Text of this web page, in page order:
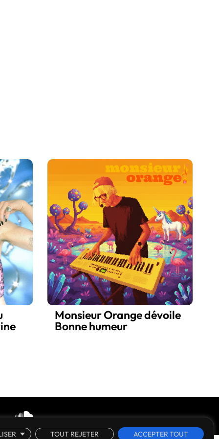
TOUT REJETER ACCEPTER TOUT
Monsieur Orange dévoile
Bonne humeur